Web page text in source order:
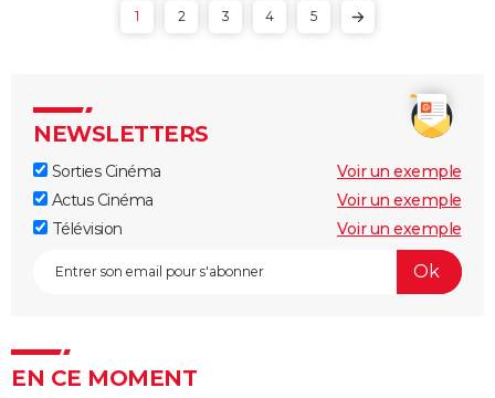
1 2 3 4 5
NEWSLETTERS
Sorties Cinéma
Voir un exemple
Actus Cinéma
Voir un exemple
Télévision
Voir un exemple
EN CE MOMENT